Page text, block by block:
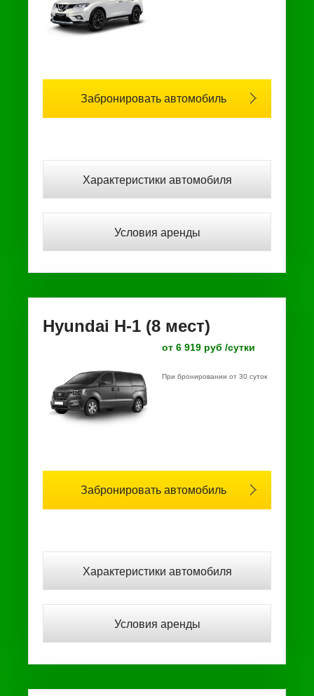
Забронировать автомобиль
Характеристики автомобиля
Условия аренды
Hyundai H-1 (8 мест)
от 6 919 руб /сутки
При бронировании от 30 суток
Забронировать автомобиль
Характеристики автомобиля
Условия аренды